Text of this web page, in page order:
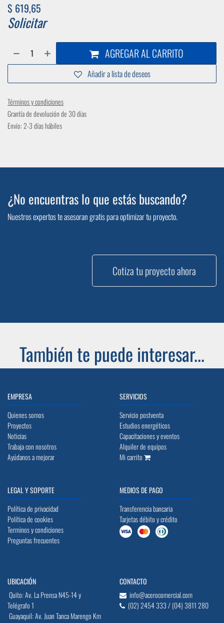
$ 619,65
Solicitar
AGREGAR AL CARRITO
Añadir a lista de deseos
Términos y condiciones
Grantía de devolución de 30 días
Envío: 2-3 días hábiles
¿No encuentras lo que estás buscando?
Nuestros expertos te asesoran gratis para optimizar tu proyecto.
Cotiza tu proyecto ahora
También te puede interesar...
EMPRESA
Quienes somos
Proyectos
Noticias
Trabaja con nosotros
Ayúdanos a mejorar
SERVICIOS
Servicio postventa
Estudios energéticos
Capacitaciones y eventos
Alquiler de equipos
Mi carrito
LEGAL Y SOPORTE
Política de privacidad
Política de cookies
Terminos y condiciones
Preguntas frecuentes
MEDIOS DE PAGO
Transferencia bancaria
Tarjetas débito y crédito
UBICACIÓN
Quito: Av. La Prensa N45-14 y
Telégrafo 1
Guayaquil: Av. Juan Tanca Marengo Km
CONTACTO
info@acerocomercial.com
(02) 2454 333 / (04) 3811 280